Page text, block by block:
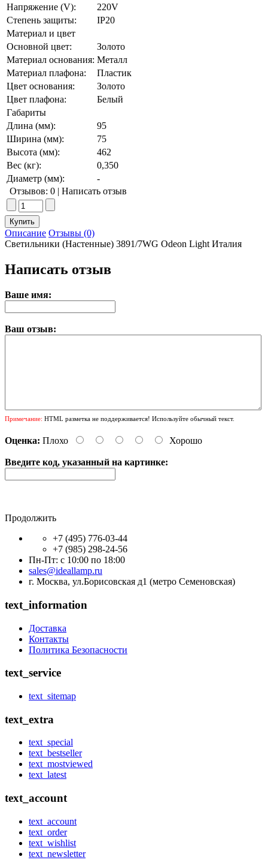
Напряжение (V):
220V
Степень защиты:
IP20
Материал и цвет
Основной цвет:
Золото
Материал основания: Металл
Материал плафона:
Пластик
Цвет основания:
Золото
Цвет плафона:
Белый
Габариты
Длина (мм):
95
Ширина (мм):
75
Высота (мм):
462
Вес (кг):
0,350
Диаметр (мм):
-
Отзывов: 0 | Написать отзыв
Описание Отзывы (0)
Светильники (Настенные) 3891/7WG Odeon Light Италия
Написать отзыв
Ваше имя:
Ваш отзыв:
Примечание: HTML разметка не поддерживается! Используйте обычный текст.
Оценка: Плохо Хорошо
Введите код, указанный на картинке:
Продолжить
+7 (495) 776-03-44
+7 (985) 298-24-56
Пн-Пт: с 10:00 по 18:00
sales@ideallamp.ru
г. Москва, ул.Борисовская д1 (метро Семеновская)
text_information
Доставка
Контакты
Политика Безопасности
text_service
text_sitemap
text_extra
text_special
text_bestseller
text_mostviewed
text_latest
text_account
text_account
text_order
text_wishlist
text_newsletter